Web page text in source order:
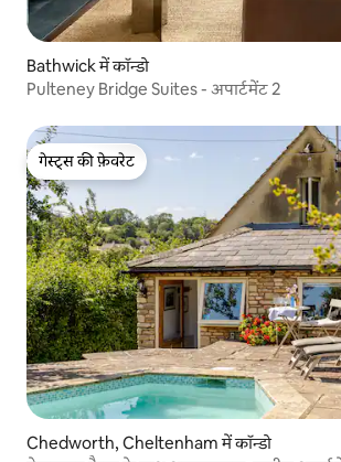
Bathwick में कॉन्डो
Pulteney Bridge Suites - अपार्टमेंट 2
गेस्ट्स की फ़ेवरेट
गेस्ट्स की फ़ेवरेट
Chedworth, Cheltenham में कॉन्डो